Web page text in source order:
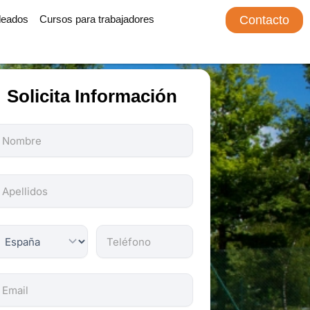
Cursos para trabajadores Contacto
Solicita Información